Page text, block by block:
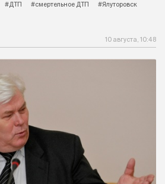
#ДТП #смертельное ДТП
#Ялуторовск
10 августа, 10:48